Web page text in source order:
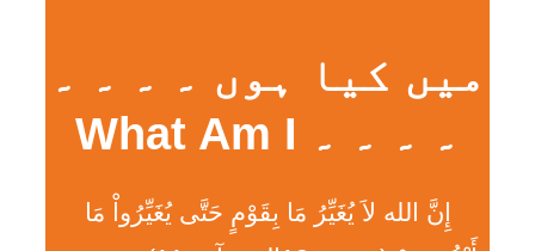
میں کیا ہوں ۔ ۔ ۔ ۔
۔ ۔ ۔ ۔ What Am I
إِنَّ الله لاَ يُغَيِّرُ مَا بِقَوْمٍ حَتَّی يُغَيِّرُواْ مَا